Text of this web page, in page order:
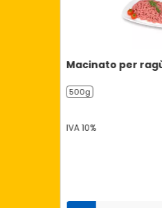
Macinato per
500g
IVA 10%